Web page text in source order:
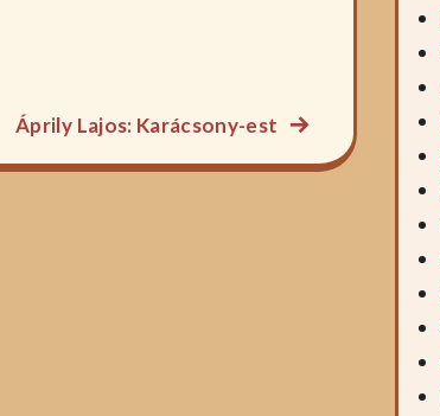
Áprily Lajos: Karácsony-est Következő
főzelék